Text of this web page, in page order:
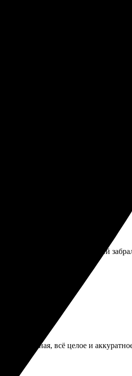
оформить заказ, выбрал нужные
Я полностью удовлетворён
хорошо упаковано. Обязательно
их на сайт. Через пару дней
услугами снова!
надежная, всё целое и